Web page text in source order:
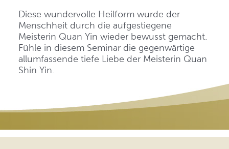
Diese wundervolle Heilform wurde der
Menschheit durch die aufgestiegene
Meisterin Quan Yin wieder bewusst gemacht.
Fühle in diesem Seminar die gegenwärtige
allumfassende tiefe Liebe der Meisterin Quan
Shin Yin.